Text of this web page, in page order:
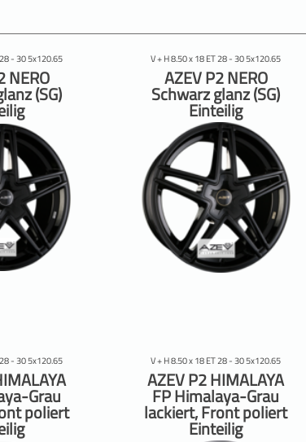
- 30 5x120.65 V + H 8.50 x 18 ET 28 - 30 5x120.65
NERO
(SG)
AZEV P2 NERO
Schwarz glanz (SG)
Einteilig
- 30 5x120.65 V + H 8.50 x 18 ET 28 - 30 5x120.65
Grau
poliert
AZEV P2 HIMALAYA
FP Himalaya-Grau
lackiert, Front poliert
Einteilig